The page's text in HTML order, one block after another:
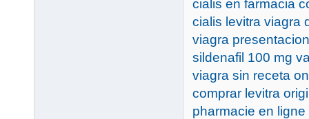
cialis en farmacia
cialis levitra viagra
viagra
sildenafil 100 mg
viagra sin receta
comprar levitra
pharmacie en